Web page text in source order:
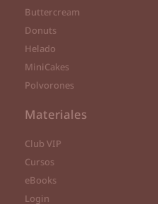
Buttercream
Donuts
Helado
MiniCakes
Polvorones
Materiales
Club VIP
Cursos
eBooks
Login